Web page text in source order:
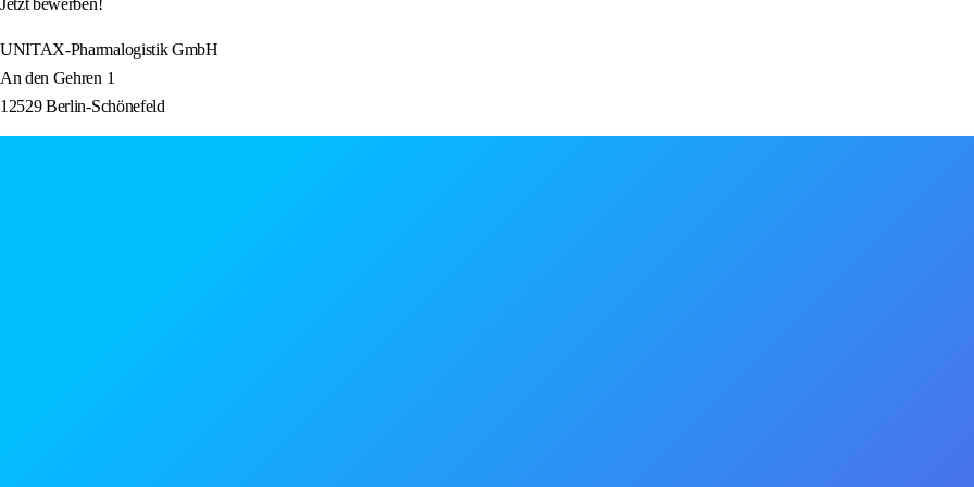
Jetzt bewerben!
UNITAX-Pharmalogistik GmbH
An den Gehren 1
12529 Berlin-Schönefeld